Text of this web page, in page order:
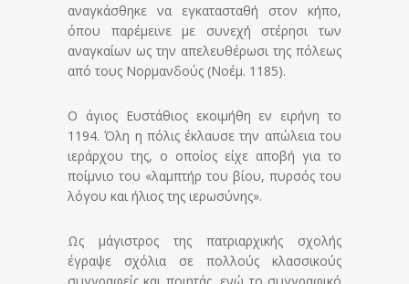
αναγκάσθηκε να εγκατασταθή στον κήπο,
όπου παρέμεινε με συνεχή στέρησι των
αναγκαίων ως την απελευθέρωσι της πόλεως
από τους Νορμανδούς (Νοέμ. 1185).
Ο άγιος Ευστάθιος εκοιμήθη εν ειρήνη το
1194. Όλη η πόλις έκλαυσε την απώλεια του
ιεράρχου της, ο οποίος είχε αποβή για το
ποίμνιο του «λαμπτήρ του βίου, πυρσός του
λόγου και ήλιος της ιερωσύνης».
Ως μάγιστρος της πατριαρχικής σχολής
έγραψε σχόλια σε πολλούς κλασσικούς